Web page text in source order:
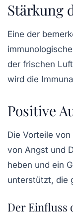
Stärkung
Eine der
der frischen
wird die
Positive
Die Vorteile
von Angst und
heben und ein
unterstützt, die
Der Einfluss